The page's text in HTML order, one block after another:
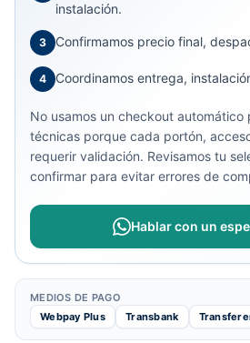
instalación.
3 Confirmamos precio final,
4 Coordinamos entrega,
No usamos un checkout automático
técnicas porque cada portón,
requerir validación. Revisamos tu
confirmar para evitar errores de
Hablar con un
MEDIOS DE PAGO
Webpay Plus
Transbank